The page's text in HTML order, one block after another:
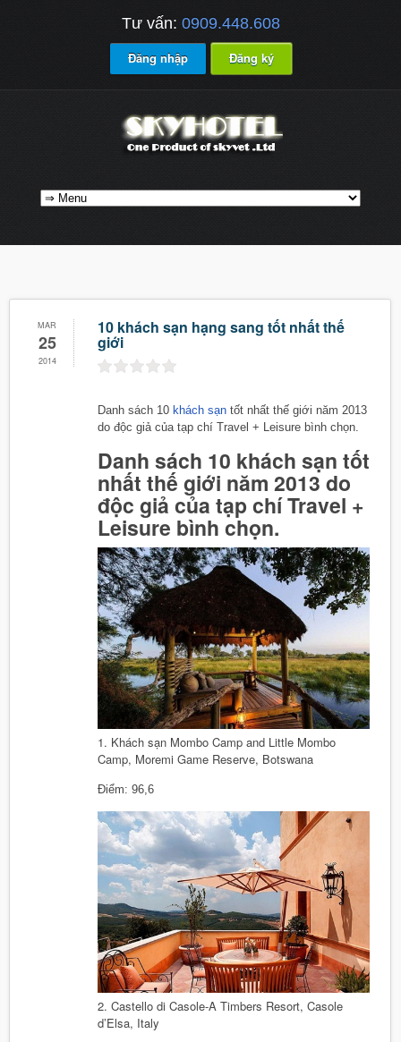
Tư vấn: 0909.448.608
Đăng nhập Đăng ký
MAR
25
2014
10 khách sạn hạng sang tốt nhất thế
giới
Danh sách 10 khách sạn tốt nhất thế giới năm 2013
do độc giả của tạp chí Travel + Leisure bình chọn.
Danh sách 10 khách sạn tốt
nhất thế giới năm 2013 do
độc giả của tạp chí Travel +
Leisure bình chọn.
1. Khách sạn Mombo Camp and Little Mombo
Camp, Moremi Game Reserve, Botswana
Điểm: 96,6
2. Castello di Casole-A Timbers Resort, Casole
d’Elsa, Italy